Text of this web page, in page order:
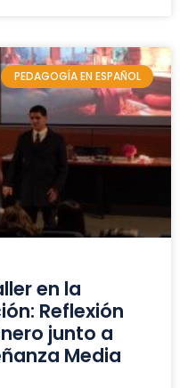
PEDAGOGÍA EN ESPAÑOL
en la
Reflexión
junto a
Media